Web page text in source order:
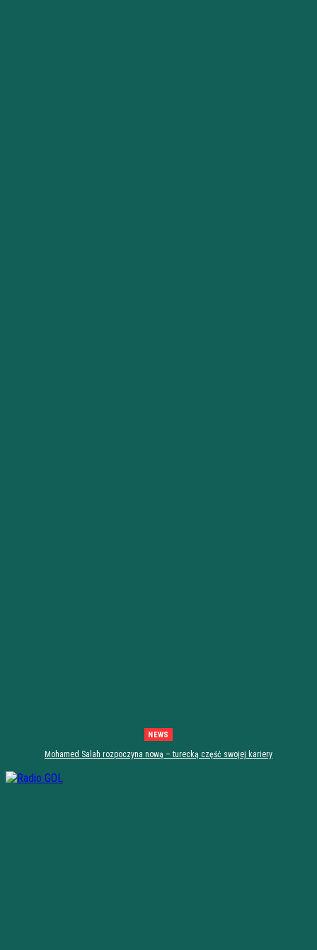
NEWS
Mohamed Salah rozpoczyna nową – turecką część swojej kariery